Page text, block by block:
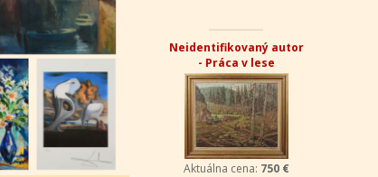
Neidentifikovaný autor
- Práca v lese
Aktuálna cena: 750 €